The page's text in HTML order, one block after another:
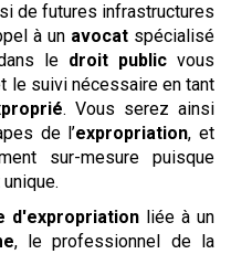
de futures infrastructures
à un avocat spécialisé
le droit public vous
le suivi nécessaire en tant
. Vous serez ainsi
de l’expropriation, et
sur-mesure puisque
d'expropriation liée à un
, le professionnel de la